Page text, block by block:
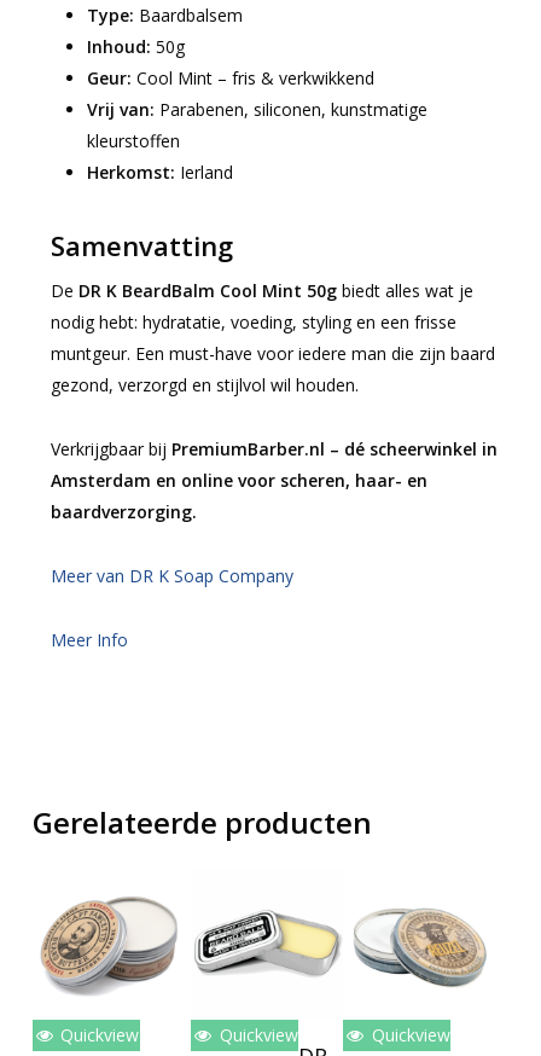
Type: Baardbalsem
Inhoud: 50g
Geur: Cool Mint – fris & verkwikkend
Vrij van: Parabenen, siliconen, kunstmatige
kleurstoffen
Herkomst: Ierland
Samenvatting
De DR K BeardBalm Cool Mint 50gbiedt alles wat je
nodig hebt: hydratatie, voeding, styling en een frisse
muntgeur. Een must-have voor iedere man die zijn baard
gezond, verzorgd en stijlvol wil houden.
Verkrijgbaar bij PremiumBarber.nl – dé scheerwinkel in
Amsterdam en online voor scheren, haar- en
baardverzorging.
Meer van DR K Soap Company
Meer Info
Gerelateerde producten
Toevoegen
Quickview
Toevoegen
Quickview
Toevoegen
Quickview